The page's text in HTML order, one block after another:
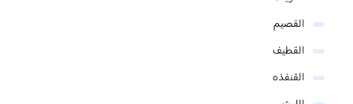
القصيم
القطيف
القنفذه